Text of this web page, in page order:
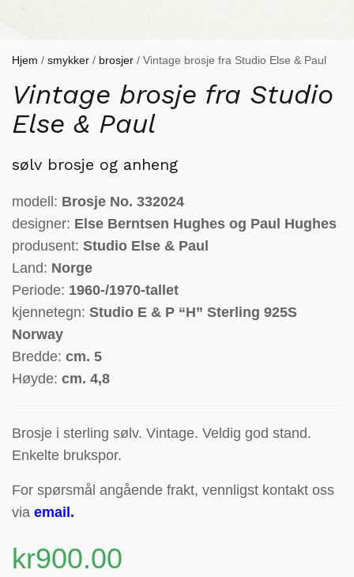
Hjem / smykker / brosjer / Vintage brosje fra Studio Else & Paul
Vintage brosje fra Studio
Else & Paul
sølv brosje og anheng
modell: Brosje No. 332024
designer: Else Berntsen Hughes og Paul Hughes
produsent: Studio Else & Paul
Land: Norge
Periode: 1960-/1970-tallet
kjennetegn: Studio E & P “H” Sterling 925S
Norway
Bredde: cm. 5
Høyde: cm. 4,8
Brosje i sterling sølv. Vintage. Veldig god stand.
Enkelte brukspor.
For spørsmål angående frakt, vennligst kontakt oss
via email .
kr900.00